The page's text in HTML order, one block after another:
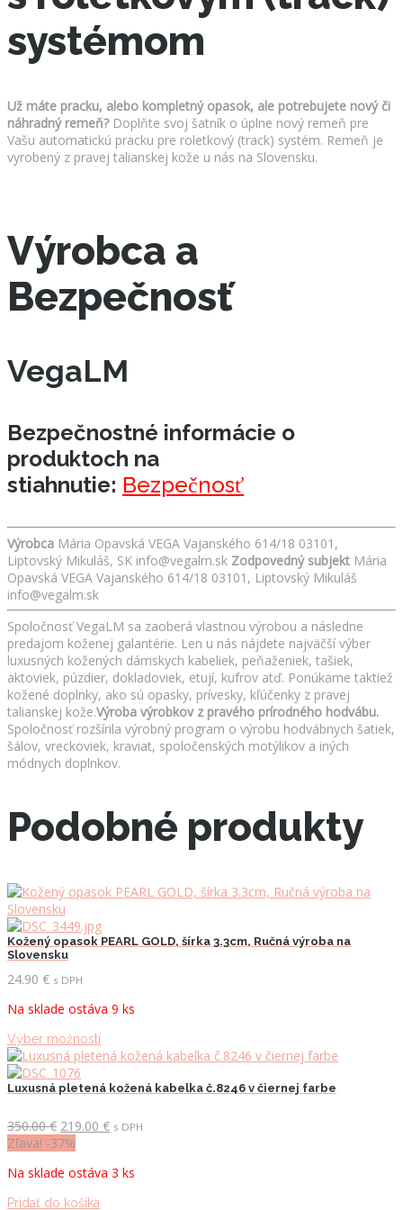
systémom
Už máte pracku, alebo kompletný opasok, ale potrebujete nový či
náhradný remeň?Doplňte svoj šatník o úplne nový remeň pre
Vašu automatickú pracku pre roletkový (track) systém. Remeň je
vyrobený z pravej talianskej kože u nás na Slovensku.
Výrobca a
Bezpečnosť
VegaLM
Bezpečnostné informácie o
produktoch na
stiahnutie: Bezpečnosť
Výrobca Mária Opavská VEGA Vajanského 614/18 03101,
Liptovský Mikuláš, SK info@vegalm.sk Zodpovedný subjekt Mária
Opavská VEGA Vajanského 614/18 03101, Liptovský Mikuláš
info@vegalm.sk
Spoločnosť VegaLM sa zaoberá vlastnou výrobou a následne
predajom koženej galantérie. Len u nás nájdete najväčší výber
luxusných kožených dámskych kabeliek, peňaženiek, tašiek,
aktoviek, púzdier, dokladoviek, etují, kufrov atď. Ponúkame taktiež
kožené doplnky, ako sú opasky, prívesky, kľúčenky z pravej
talianskej kože.Výroba výrobkov z pravého prírodného hodvábu.
Spoločnosť rozšírila výrobný program o výrobu hodvábnych šatiek,
šálov, vreckoviek, kraviat, spoločenských motýlikov a iných
módnych doplnkov.
Podobné produkty
Kožený opasok PEARL GOLD, šírka 3.3cm, Ručná výroba na
Slovensku
24.90 € s DPH
Na sklade ostáva 9 ks
Výber možnostíTento
produkt
viacero
Možnosti
vybrať
Luxusná pletená kožená kabelka č.8246 v čiernej farbe
350.00€ Pôvodná
cena
350.00 €.
219.00 €Aktuálna
219.00 €.
s DPH
Zľava! -37%
Na sklade ostáva 3 ks
Pridať do košíka